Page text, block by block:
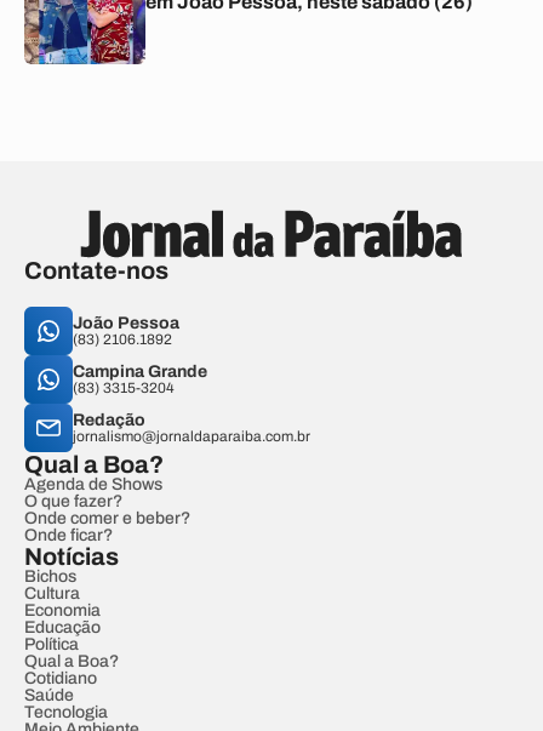
Contate-nos
João Pessoa
(83) 2106.1892
Campina Grande
(83) 3315-3204
Redação
jornalismo@jornaldaparaiba.com.br
Qual a Boa?
Agenda de Shows
O que fazer?
Onde comer e beber?
Onde ficar?
Notícias
Bichos
Cultura
Economia
Educação
Política
Qual a Boa?
Cotidiano
Saúde
Tecnologia